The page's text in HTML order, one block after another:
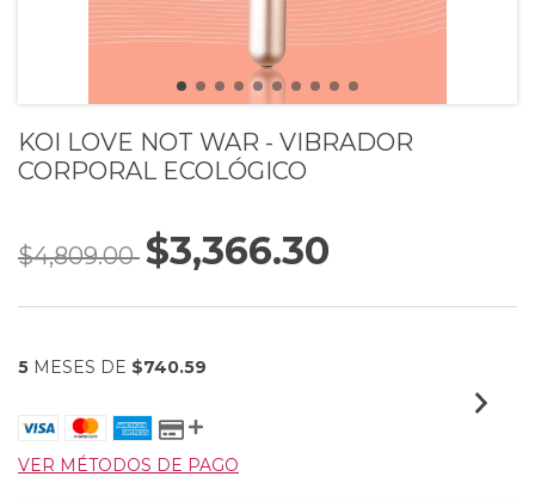
KOI LOVE NOT WAR - VIBRADOR
CORPORAL ECOLÓGICO
$4,809.00 $3,366.30
5 MESES DE $740.59
VER MÉTODOS DE PAGO